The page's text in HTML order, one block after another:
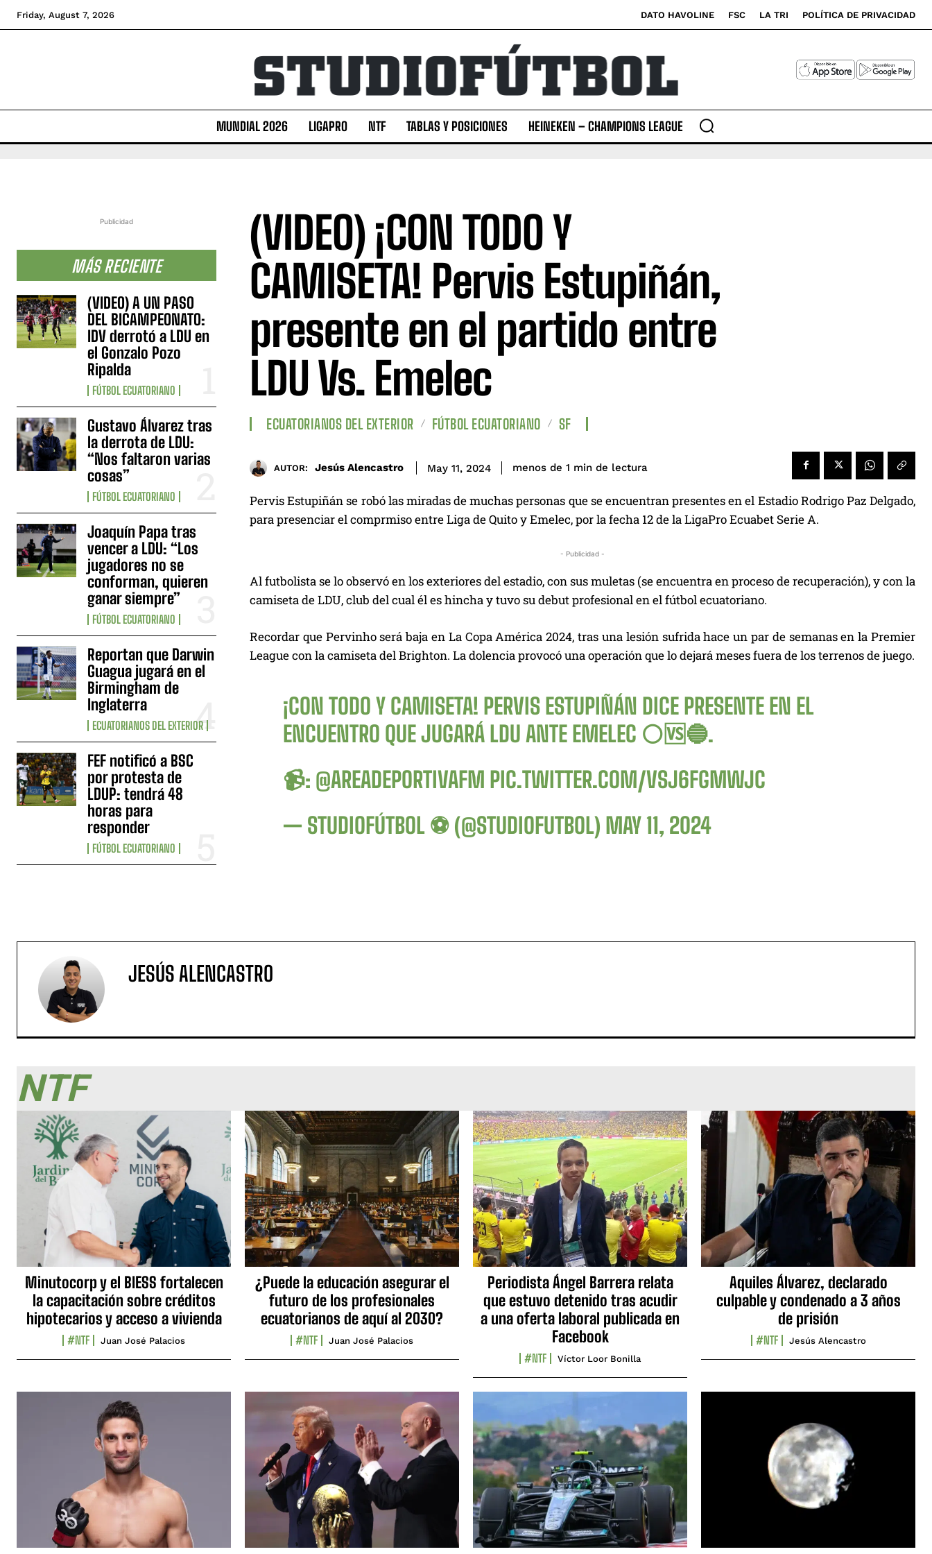
Friday, August 7, 2026 DATO HAVOLINE FSC LA TRI POLÍTICA DE PRIVACIDAD
MUNDIAL 2026 LIGAPRO NTF TABLAS Y POSICIONES HEINEKEN – CHAMPIONS LEAGUE
Publicidad
MÁS RECIENTE
(VIDEO) A UN PASO
DEL BICAMPEONATO:
IDV derrotó a LDU en
el Gonzalo Pozo
Ripalda
FÚTBOL ECUATORIANO
Gustavo Álvarez tras
la derrota de LDU:
“Nos faltaron varias
cosas”
FÚTBOL ECUATORIANO
Joaquín Papa tras
vencer a LDU: “Los
jugadores no se
conforman, quieren
ganar siempre”
FÚTBOL ECUATORIANO
Reportan que Darwin
Guagua jugará en el
Birmingham de
Inglaterra
ECUATORIANOS DEL EXTERIOR
FEF notificó a BSC
por protesta de
LDUP: tendrá 48
horas para
responder
FÚTBOL ECUATORIANO
(VIDEO) ¡CON TODO Y
CAMISETA! Pervis Estupiñán,
presente en el partido entre
LDU Vs. Emelec
ECUATORIANOS DEL EXTERIOR FÚTBOL ECUATORIANO SF
AUTOR: Jesús Alencastro May 11, 2024 menos de 1 min de lectura
Pervis Estupiñán se robó las miradas de muchas personas que se encuentran presentes en el Estadio Rodrigo Paz Delgado,
para presenciar el comprmiso entre Liga de Quito y Emelec, por la fecha 12 de la LigaPro Ecuabet Serie A.
- Publicidad -
Al futbolista se lo observó en los exteriores del estadio, con sus muletas (se encuentra en proceso de recuperación), y con la
camiseta de LDU, club del cual él es hincha y tuvo su debut profesional en el fútbol ecuatoriano.
Recordar que Pervinho será baja en La Copa América 2024, tras una lesión sufrida hace un par de semanas en la Premier
League con la camiseta del Brighton. La dolencia provocó una operación que lo dejará meses fuera de los terrenos de juego.
¡CON TODO Y CAMISETA! PERVIS ESTUPIÑÁN DICE PRESENTE EN EL
ENCUENTRO QUE JUGARÁ LDU ANTE EMELEC ⚪️🆚️🔵.
📹: @AREADEPORTIVAFM PIC.TWITTER.COM/VSJ6FGMWJC
— STUDIOFÚTBOL ⚽ (@STUDIOFUTBOL) MAY 11, 2024
JESÚS ALENCASTRO
NTF
Minutocorp y el BIESS fortalecen
la capacitación sobre créditos
hipotecarios y acceso a vivienda
#NTF Juan José Palacios
¿Puede la educación asegurar el
futuro de los profesionales
ecuatorianos de aquí al 2030?
#NTF Juan José Palacios
Periodista Ángel Barrera relata
que estuvo detenido tras acudir
a una oferta laboral publicada en
Facebook
#NTF Víctor Loor Bonilla
Aquiles Álvarez, declarado
culpable y condenado a 3 años
de prisión
#NTF Jesús Alencastro